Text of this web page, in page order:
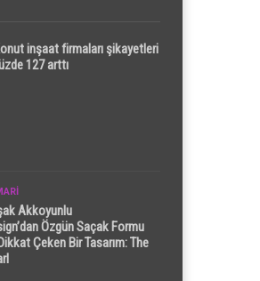
inşaat firmaları şikayetleri
127 arttı
Akkoyunlu
Özgün Saçak Formu
Çeken Bir Tasarım: The